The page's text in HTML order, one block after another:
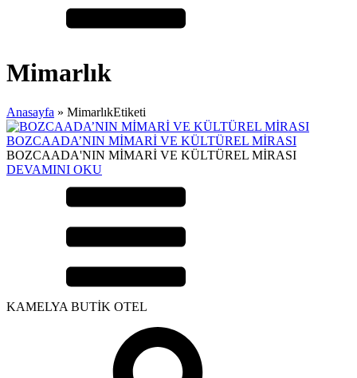
Mimarlık
Anasayfa » MimarlıkEtiketi
BOZCAADA’NIN MİMARİ VE KÜLTÜREL MİRASI
BOZCAADA'NIN MİMARİ VE KÜLTÜREL MİRASI
DEVAMINI OKU
KAMELYA BUTİK OTEL